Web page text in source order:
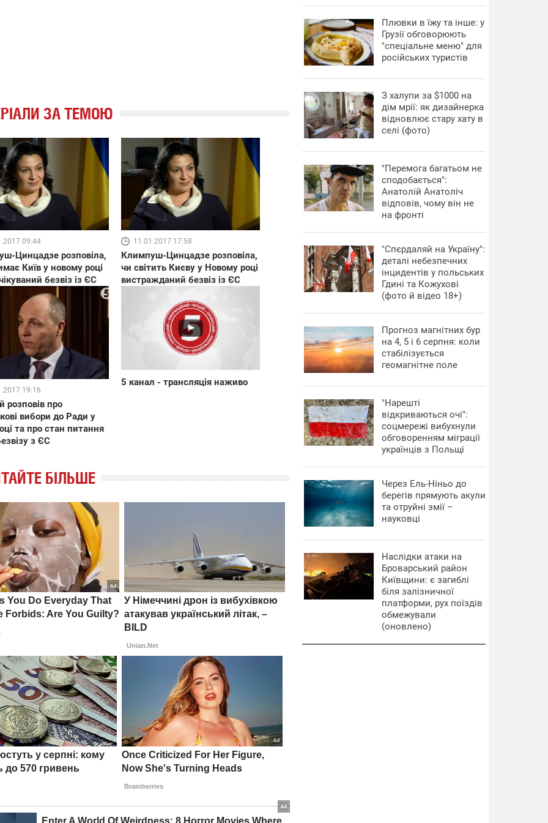
ЗА ТЕМОЮ
09:44
Цинцадзе розповіла,
Київ у новому році
безвіз із ЄС
11.01.2017 17:58
Климпуш-Цинцадзе розповіла,
чи світить Києву у Новому році
вистражданий безвіз із ЄС
19:16
розповів про
вибори до Ради у
та про стан питання
з ЄС
5 канал - трансляція наживо
БІЛЬШЕ
Плювки в їжу та інше: у
Грузії обговорюють
"спеціальне меню" для
російських туристів
З халупи за $1000 на
дім мрії: як дизайнерка
відновлює стару хату в
селі (фото)
"Перемога багатьом не
сподобається":
Анатолій Анатоліч
відповів, чому він не
на фронті
"Спєрдаляй на Україну":
деталі небезпечних
інцидентів у польських
Гдині та Кожухові
(фото й відео 18+)
Прогноз магнітних бур
на 4, 5 і 6 серпня: коли
стабілізується
геомагнітне поле
"Нарешті
відкриваються очі":
соцмережі вибухнули
обговоренням міграції
українців з Польщі
Через Ель-Ніньо до
берегів прямують акули
та отруйні змії –
науковці
Наслідки атаки на
Броварський район
Київщини: є загиблі
біля залізничної
платформи, рух поїздів
обмежували
(оновлено)